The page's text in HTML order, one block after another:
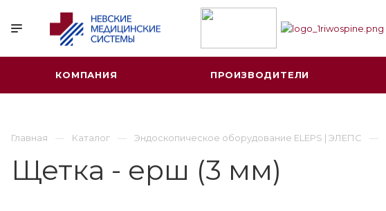
КОМПАНИЯ ПРОИЗВОДИТЕЛИ
Главная Каталог Эндоскопическое оборудование ELEPS | ЭЛЕПС
Щетка - ерш (3 мм)